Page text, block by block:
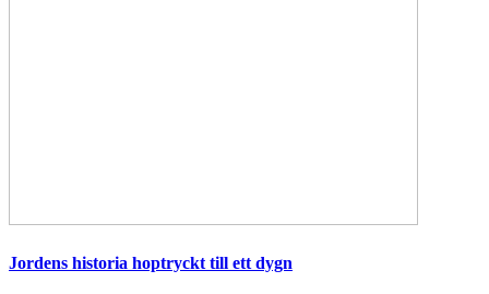
Jordens historia hoptryckt till ett dygn